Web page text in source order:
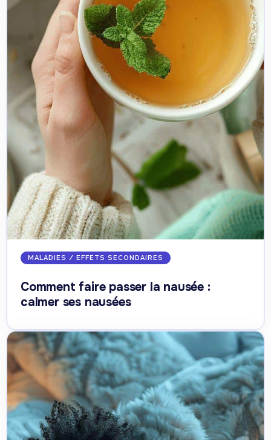
MALADIES / EFFETS SECONDAIRES
Comment faire passer la nausée :
calmer ses nausées